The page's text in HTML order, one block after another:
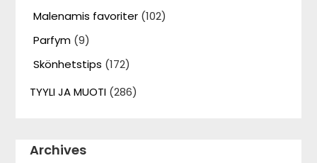
Malenamis favoriter (102)
Parfym (9)
Skönhetstips (172)
TYYLI JA MUOTI (286)
Archives